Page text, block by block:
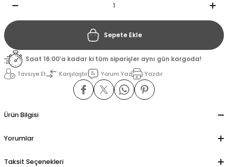
Sepete Ekle
Saat 16:00’a kadar ki tüm siparişler aynı gün kargoda!
Tavsiye Et
Karşılaştır Yorum Yaz Yazdır
Ürün Bilgisi
Yorumlar
Taksit Seçenekleri